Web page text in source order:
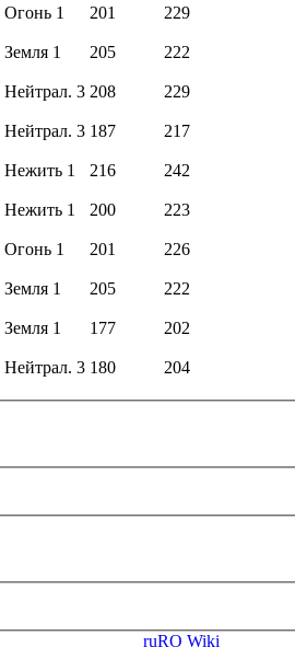
Огонь 1 201 229
Земля 1 205 222
Нейтрал. 3 208 229
Нейтрал. 3 187 217
Нежить 1 216 242
Нежить 1 200 223
Огонь 1 201 226
Земля 1 205 222
Земля 1 177 202
Нейтрал. 3 180 204
ruRO Wiki